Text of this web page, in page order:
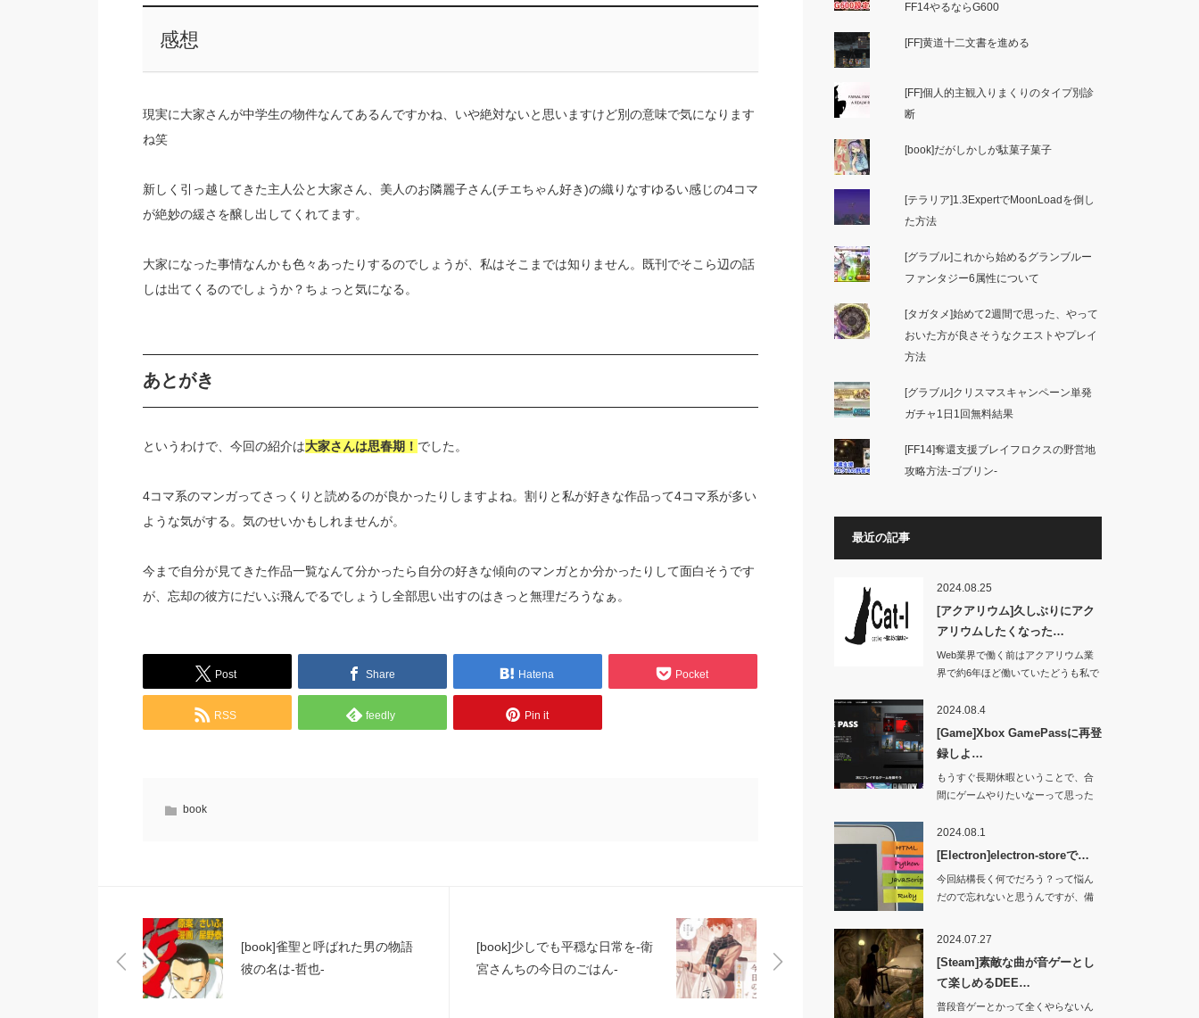
感想
現実に大家さんが中学生の物件なんてあるんですかね、いや絶対ないと思いますけど別の意味で気になります
ね笑
新しく引っ越してきた主人公と大家さん、美人のお隣麗子さん(チエちゃん好き)の織りなすゆるい感じの4コマ
が絶妙の緩さを醸し出してくれてます。
大家になった事情なんかも色々あったりするのでしょうが、私はそこまでは知りません。既刊でそこら辺の話
しは出てくるのでしょうか？ちょっと気になる。
あとがき
というわけで、今回の紹介は大家さんは思春期！ でした。
4コマ系のマンガってさっくりと読めるのが良かったりしますよね。割りと私が好きな作品って4コマ系が多い
ような気がする。気のせいかもしれませんが。
今まで自分が見てきた作品一覧なんて分かったら自分の好きな傾向のマンガとか分かったりして面白そうです
が、忘却の彼方にだいぶ飛んでるでしょうし全部思い出すのはきっと無理だろうなぁ。
Post Share Hatena Pocket
RSS feedly Pin it
book
[book]雀聖と呼ばれた男の物語
彼の名は-哲也-
[book]少しでも平穏な日常を-衛
宮さんちの今日のごはん-
FF14やるならG600
[FF]黄道十二文書を進める
[FF]個人的主観入りまくりのタイプ別診
断
[book]だがしかしが駄菓子菓子
[テラリア]1.3ExpertでMoonLoadを倒し
た方法
[グラブル]これから始めるグランブルー
ファンタジー6属性について
[タガタメ]始めて2週間で思った、やって
おいた方が良さそうなクエストやプレイ
方法
[グラブル]クリスマスキャンペーン単発
ガチャ1日1回無料結果
[FF14]奪還支援ブレイフロクスの野営地
攻略方法-ゴブリン-
最近の記事
2024.08.25
[アクアリウム]久しぶりにアク
アリウムしたくなった…
Web業界で働く前はアクアリウム業
界で約6年ほど働いていたどうも私で
2024.08.4
[Game]Xbox GamePassに再登
録しよ…
もうすぐ長期休暇ということで、合
間にゲームやりたいなーって思った
2024.08.1
[Electron]electron-storeで…
今回結構長く何でだろう？って悩ん
だので忘れないと思うんですが、備
2024.07.27
[Steam]素敵な曲が音ゲーとし
て楽しめるDEE…
普段音ゲーとかって全くやらないん